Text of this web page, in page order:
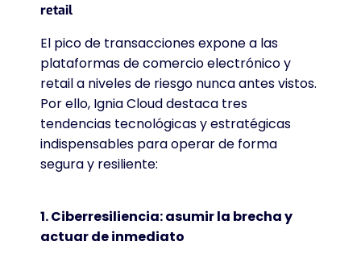
retail
El pico de transacciones expone a las
plataformas de comercio electrónico y
retail a niveles de riesgo nunca antes vistos.
Por ello, Ignia Cloud destaca tres
tendencias tecnológicas y estratégicas
indispensables para operar de forma
segura y resiliente:
1. Ciberresiliencia: asumir la brecha y
actuar de inmediato